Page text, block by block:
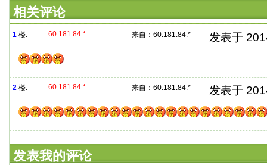
相关评论
1 楼: 60.181.84.* 来自： 60.181.84.* 发表于
2 楼: 60.181.84.* 来自： 60.181.84.* 发表于
发表我的评论